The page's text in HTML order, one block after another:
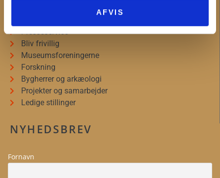
AFVIS
Om Museum Vestsjælland
Presseservice
Bliv frivillig
Museumsforeningerne
Forskning
Bygherrer og arkæologi
Projekter og samarbejder
Ledige stillinger
NYHEDSBREV
Fornavn